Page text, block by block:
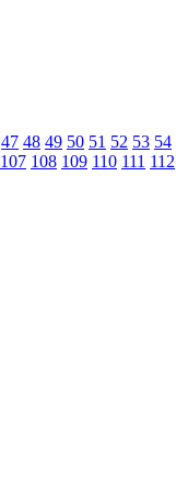
47 48 49 50 51 52 53 54
107 108 109 110 111 112